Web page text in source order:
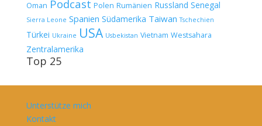
Oman Podcast Polen Rumänien Russland Senegal
Sierra Leone Spanien Südamerika Taiwan Tschechien
Türkei Ukraine USA Usbekistan Vietnam Westsahara
Zentralamerika
Top 25
Unterstütze mich
Kontakt